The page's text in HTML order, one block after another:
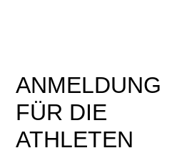
ANMELDUNG
FÜR DIE
ATHLETEN